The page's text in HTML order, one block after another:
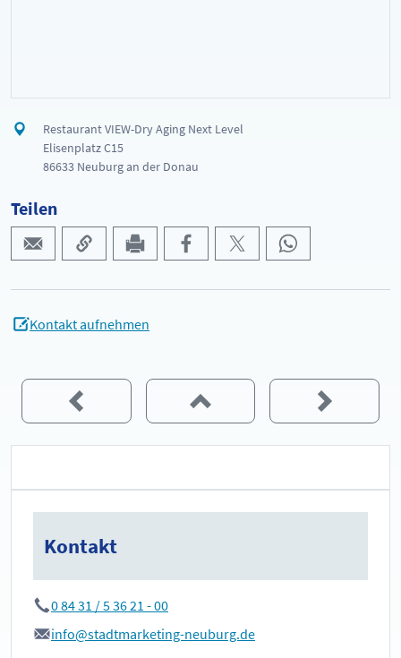
Restaurant VIEW-Dry Aging Next Level
Elisenplatz C15
86633 Neuburg an der Donau
Teilen
Kontakt aufnehmen
Kontakt
0 84 31 / 5 36 21 - 00
info@stadtmarketing-neuburg.de